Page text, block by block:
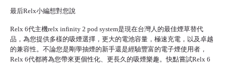
最后Relx小編想對您說
Relx 6代主機relx infinity 2 pod system是現在台灣人的最佳煙草替代
品，為您提供多樣的吸煙選擇，更大的電池容量，極速充電，以及卓越
的兼容性。不論您是剛學抽煙的新手還是經驗豐富的電子煙使用者，
Relx 6代都將為您帶來更個性化、更長久的吸煙樂趣。快點嘗試Relx 6